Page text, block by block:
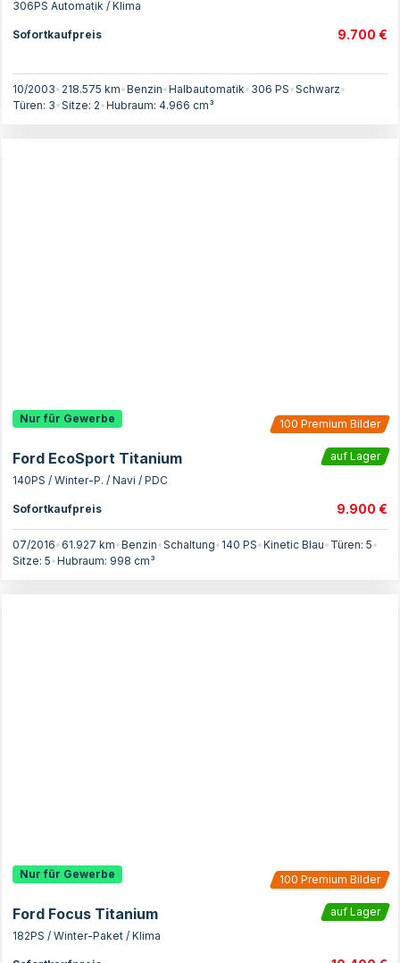
306PS Automatik / Klima
Sofortkaufpreis 9.700 €
10/2003• 218.575 km•Benzin•Halbautomatik• 306 PS•Schwarz•
Türen: 3•Sitze: 2•Hubraum: 4.966 cm³
100 Premium Bilder
Nur für Gewerbe
Ford EcoSport Titanium
auf Lager
140PS / Winter-P. / Navi / PDC
Sofortkaufpreis 9.900 €
07/2016•61.927 km•Benzin•Schaltung• 140 PS•Kinetic Blau• Türen: 5•
Sitze: 5•Hubraum: 998 cm³
100 Premium Bilder
Nur für Gewerbe
Ford Focus Titanium
auf Lager
182PS / Winter-Paket / Klima